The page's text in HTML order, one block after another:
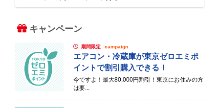
キャンペーン
期間限定 campaign
エアコン・冷蔵庫が東京ゼロエミポ
イントで割引購入できる！
今ですよ！最大80,000円割引！東京にお住みの方
は要...